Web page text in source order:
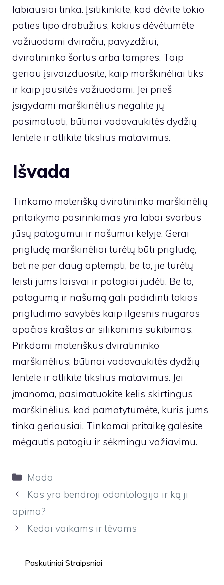
labiausiai tinka. Įsitikinkite, kad dėvite tokio
paties tipo drabužius, kokius dėvėtumėte
važiuodami dviračiu, pavyzdžiui,
dviratininko šortus arba tampres. Taip
geriau įsivaizduosite, kaip marškinėliai tiks
ir kaip jausitės važiuodami. Jei prieš
įsigydami marškinėlius negalite jų
pasimatuoti, būtinai vadovaukitės dydžių
lentele ir atlikite tikslius matavimus.
Išvada
Tinkamo moteriškų dviratininko marškinėlių
pritaikymo pasirinkimas yra labai svarbus
jūsų patogumui ir našumui kelyje. Gerai
prigludę marškinėliai turėtų būti prigludę,
bet ne per daug aptempti, be to, jie turėtų
leisti jums laisvai ir patogiai judėti. Be to,
patogumą ir našumą gali padidinti tokios
prigludimo savybės kaip ilgesnis nugaros
apačios kraštas ar silikoninis sukibimas.
Pirkdami moteriškus dviratininko
marškinėlius, būtinai vadovaukitės dydžių
lentele ir atlikite tikslius matavimus. Jei
įmanoma, pasimatuokite kelis skirtingus
marškinėlius, kad pamatytumėte, kuris jums
tinka geriausiai. Tinkamai pritaikę galėsite
mėgautis patogiu ir sėkmingu važiavimu.
Kategorijos
Mada
Kas yra bendroji odontologija ir ką ji
apima?
Kedai vaikams ir tėvams
Paskutiniai Straipsniai